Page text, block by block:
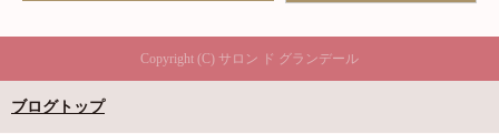
Copyright (C) サロン ド グランデール
ブログトップ